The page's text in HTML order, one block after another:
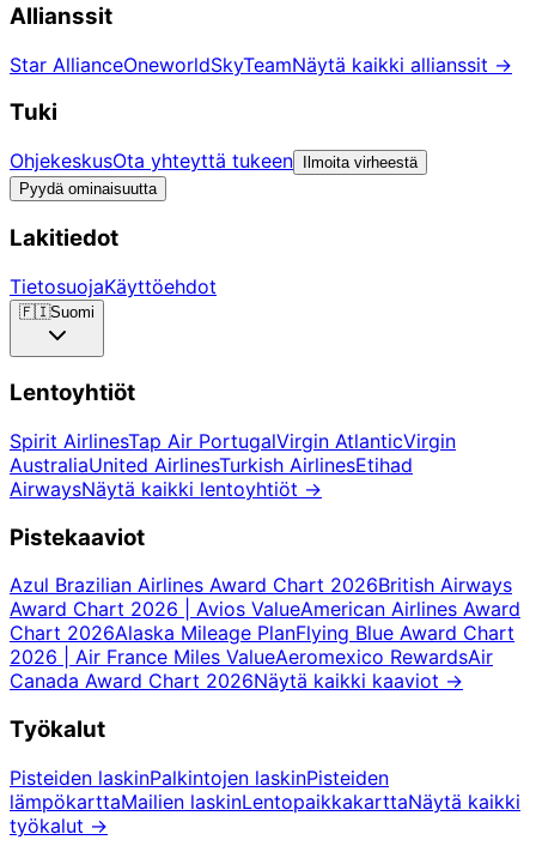
Allianssit
Star AllianceOneworldSkyTeamNäytä kaikki allianssit →
Tuki
OhjekeskusOta yhteyttä tukeen
Ilmoita virheestä
Pyydä ominaisuutta
Lakitiedot
TietosuojaKäyttöehdot
🇫🇮Suomi
Lentoyhtiöt
Spirit AirlinesTap Air PortugalVirgin AtlanticVirgin
AustraliaUnited AirlinesTurkish AirlinesEtihad
AirwaysNäytä kaikki lentoyhtiöt →
Pistekaaviot
Azul Brazilian Airlines Award Chart 2026British Airways
Award Chart 2026 | Avios ValueAmerican Airlines Award
Chart 2026Alaska Mileage PlanFlying Blue Award Chart
2026 | Air France Miles ValueAeromexico RewardsAir
Canada Award Chart 2026Näytä kaikki kaaviot →
Työkalut
Pisteiden laskinPalkintojen laskinPisteiden
lämpökarttaMailien laskinLentopaikkakarttaNäytä kaikki
työkalut →